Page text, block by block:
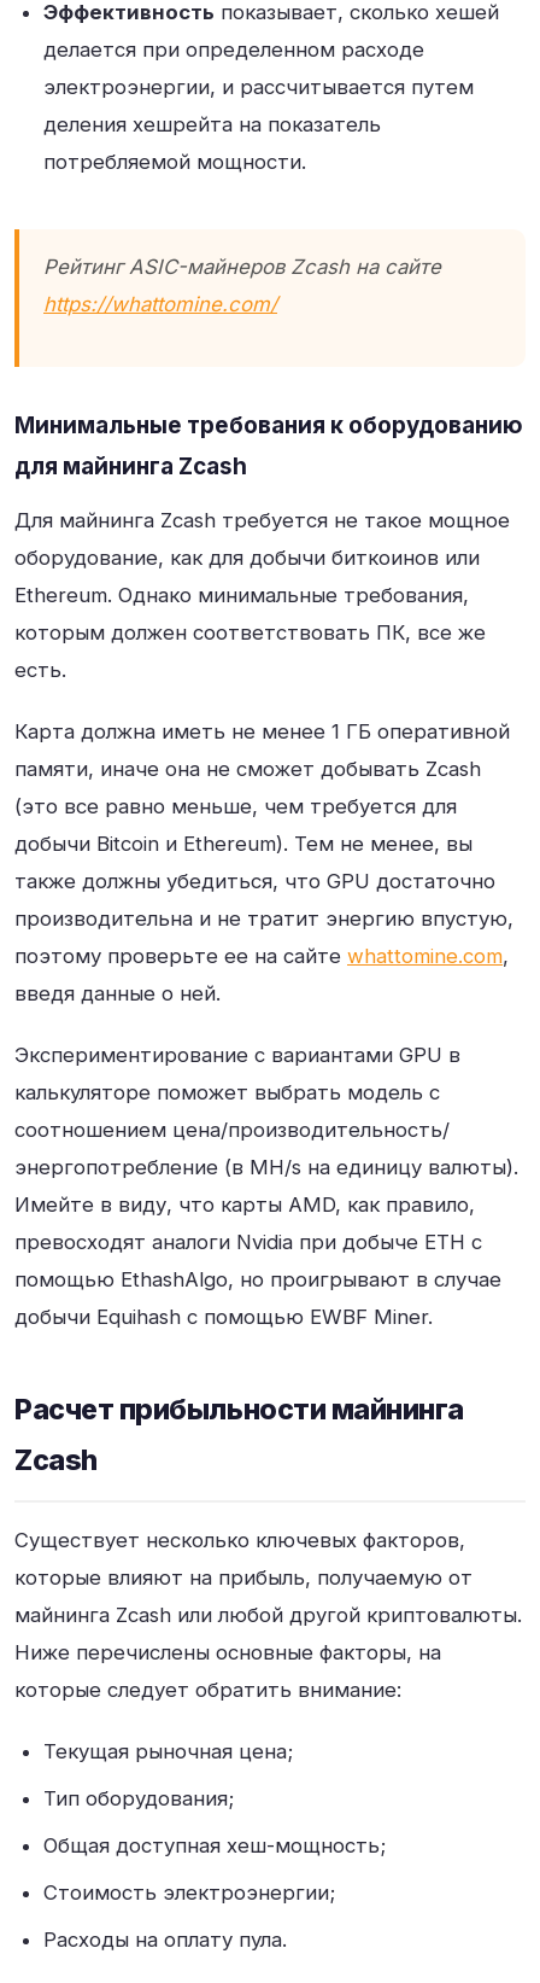
Эффективность показывает, сколько хешей
делается при определенном расходе
электроэнергии, и рассчитывается путем
деления хешрейта на показатель
потребляемой мощности.
Рейтинг ASIC-майнеров Zcash на сайте
https://whattomine.com/
Минимальные требования к оборудованию
для майнинга Zcash
Для майнинга Zcash требуется не такое мощное
оборудование, как для добычи биткоинов или
Ethereum. Однако минимальные требования,
которым должен соответствовать ПК, все же
есть.
Карта должна иметь не менее 1 ГБ оперативной
памяти, иначе она не сможет добывать Zcash
(это все равно меньше, чем требуется для
добычи Bitcoin и Ethereum). Тем не менее, вы
также должны убедиться, что GPU достаточно
производительна и не тратит энергию впустую,
поэтому проверьте ее на сайте whattomine.com,
введя данные о ней.
Экспериментирование с вариантами GPU в
калькуляторе поможет выбрать модель с
соотношением цена/производительность/
энергопотребление (в MH/s на единицу валюты).
Имейте в виду, что карты AMD, как правило,
превосходят аналоги Nvidia при добыче ETH с
помощью EthashAlgo, но проигрывают в случае
добычи Equihash с помощью EWBF Miner.
Расчет прибыльности майнинга
Zcash
Существует несколько ключевых факторов,
которые влияют на прибыль, получаемую от
майнинга Zcash или любой другой криптовалюты.
Ниже перечислены основные факторы, на
которые следует обратить внимание:
Текущая рыночная цена;
Тип оборудования;
Общая доступная хеш-мощность;
Стоимость электроэнергии;
Расходы на оплату пула.